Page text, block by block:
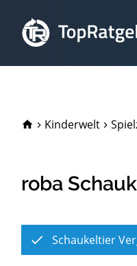
TopRatgeber24.de
Kinderwelt
roba
Schaukeltier